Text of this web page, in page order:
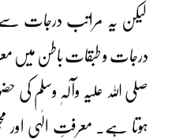
لیکن یہ مراتب درجات
درجات و طبقات باطن میں
صلی اللہ علیہ وآلہٖ
ہوتا ہے۔ معرفتِ الٰہی اور